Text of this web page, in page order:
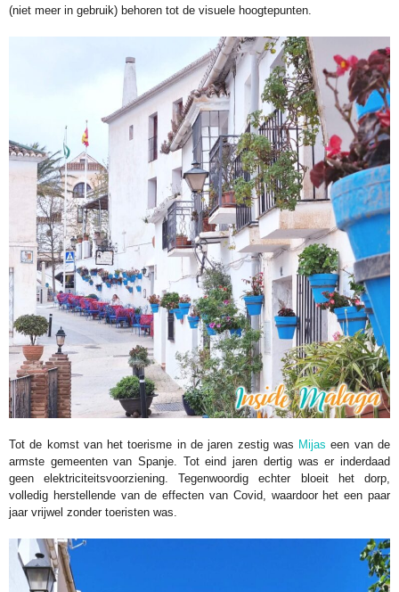
(niet meer in gebruik) behoren tot de visuele hoogtepunten.
Tot de komst van het toerisme in de jaren zestig was Mijas een van de
armste gemeenten van Spanje. Tot eind jaren dertig was er inderdaad
geen elektriciteitsvoorziening. Tegenwoordig echter bloeit het dorp,
volledig herstellende van de effecten van Covid, waardoor het een paar
jaar vrijwel zonder toeristen was.